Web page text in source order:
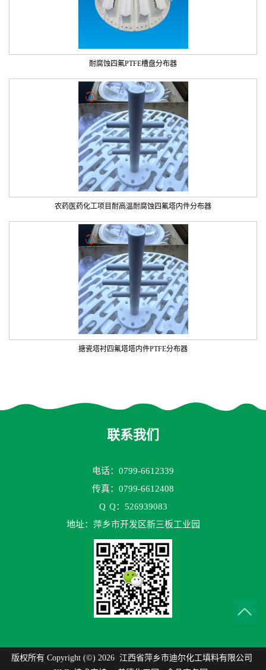
耐腐蚀四氟PTFE槽盘分布器
农药医药化工项目耐高温耐腐蚀四氟塔内件分布器
搪瓷塔衬四氟塔塔内件PTFE分布器
联系我们
电话：0799-6612339
传真：0799-6612408
Q Q：526939083
地址：萍乡市开发区新三板工业园
版权所有 Copyright (©) 2026 江西省萍乡市迪尔化工填料有限公司